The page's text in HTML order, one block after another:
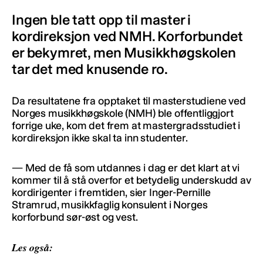
Ingen ble tatt opp til master i
kordireksjon ved NMH. Korforbundet
er bekymret, men Musikkhøgskolen
tar det med knusende ro.
Da resultatene fra opptaket til masterstudiene ved
Norges musikkhøgskole (NMH) ble offentliggjort
forrige uke, kom det frem at mastergradsstudiet i
kordireksjon ikke skal ta inn studenter.
— Med de få som utdannes i dag er det klart at vi
kommer til å stå overfor et betydelig underskudd av
kordirigenter i fremtiden, sier Inger-Pernille
Stramrud, musikkfaglig konsulent i Norges
korforbund sør-øst og vest.
Les også: